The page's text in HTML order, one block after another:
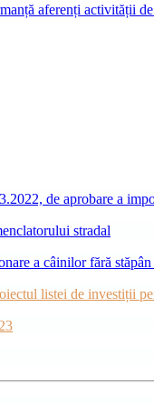
aferenți activității
de aprobare a
stradal
a câinilor fără
listei de investiții